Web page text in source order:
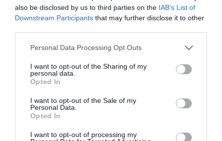
also be disclosed by us to third parties on the IAB’s List of
Downstream Participants that may further disclose it to other
Personal Data Processing Opt Outs
I want to opt-out of the Sharing of my
personal data.
Opted In
I want to opt-out of the Sale of my
Personal Data.
Opted In
I want to opt-out of processing my